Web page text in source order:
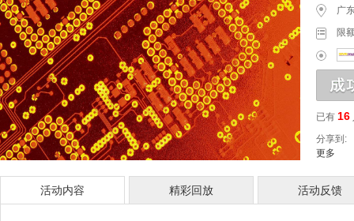
广
限
已有 16
分享到:
更多
活动内容 精彩回放 活动反馈